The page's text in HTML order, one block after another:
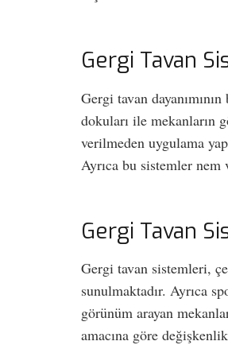
Gergi Tavan
Gergi tavan
dokuları ile mekanların
verilmeden uygulama
Ayrıca bu sistemler nem
Gergi Tavan
Gergi tavan sistemleri,
sunulmaktadır. Ayrıca
görünüm arayan
amacına göre